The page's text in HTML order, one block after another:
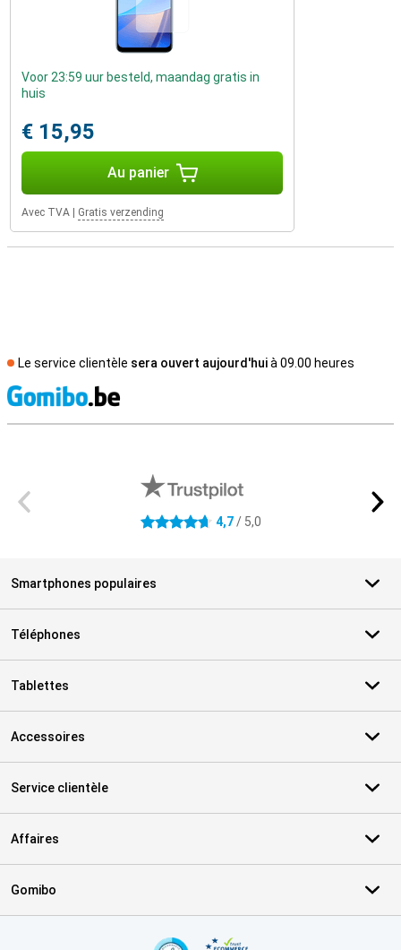
Voor 23:59 uur besteld, maandag gratis in
huis
€ 15,95
Au panier
Avec TVA Gratis verzending
Le service clientèle sera ouvert aujourd'huià 09.00 heures
4.7 étoiles 4,7/ 5,0
Smartphones populaires
Téléphones
Tablettes
Accessoires
Service clientèle
Affaires
Gomibo